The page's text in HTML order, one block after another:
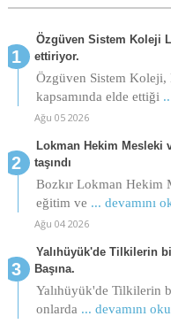
Özgüven Sistem Koleji
ettiriyor.
Özgüven Sistem Koleji,
kapsamında elde ettiği
Ağu 05 2026
Lokman Hekim Mesleki
taşındı
Bozkır Lokman Hekim
eğitim ve ... devamını
Ağu 04 2026
Yalıhüyük'de Tilkilerin
Başına.
Yalıhüyük'de Tilkilerin
onlarda ... devamını oku